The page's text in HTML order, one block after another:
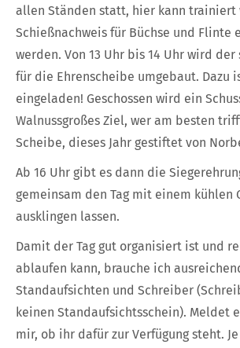
allen Ständen statt, hier kann trainiert
Schießnachweis für Büchse und Flinte
werden. Von 13 Uhr bis 14 Uhr wird
für die Ehrenscheibe umgebaut. Dazu
eingeladen! Geschossen wird ein
Walnussgroßes Ziel, wer am besten
Scheibe, dieses Jahr gestiftet von
Ab 16 Uhr gibt es dann die
gemeinsam den Tag mit einem kühlen
ausklingen lassen.
Damit der Tag gut organisiert ist und
ablaufen kann, brauche ich
Standaufsichten und Schreiber
keinen Standaufsichtsschein). Meldet
mir, ob ihr dafür zur Verfügung steht.